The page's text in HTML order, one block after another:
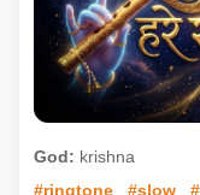
God: krishna
#ringtone
#slow